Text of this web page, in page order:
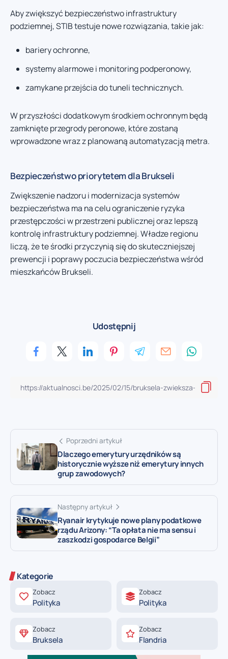
Aby zwiększyć bezpieczeństwo infrastruktury
podziemnej, STIB testuje nowe rozwiązania, takie jak:
bariery ochronne,
systemy alarmowe i monitoring podperonowy,
zamykane przejścia do tuneli technicznych.
W przyszłości dodatkowym środkiem ochronnym będą
zamknięte przegrody peronowe, które zostaną
wprowadzone wraz z planowaną automatyzacją metra.
Bezpieczeństwo priorytetem dla Brukseli
Zwiększenie nadzoru i modernizacja systemów
bezpieczeństwa ma na celu ograniczenie ryzyka
przestępczości w przestrzeni publicznej oraz lepszą
kontrolę infrastruktury podziemnej. Władze regionu
liczą, że te środki przyczynią się do skuteczniejszej
prewencji i poprawy poczucia bezpieczeństwa wśród
mieszkańców Brukseli.
Udostępnij
Poprzedni artykuł
Dlaczego emerytury urzędników są
historycznie wyższe niż emerytury innych
grup zawodowych?
Następny artykuł
Ryanair krytykuje nowe plany podatkowe
rządu Arizony: “Ta opłata nie ma sensu i
zaszkodzi gospodarce Belgii”
Kategorie
Zobacz
Polityka
Zobacz
Polityka
Zobacz
Bruksela
Zobacz
Flandria